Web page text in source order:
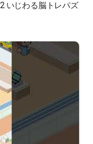
いじわる脳トレパズル